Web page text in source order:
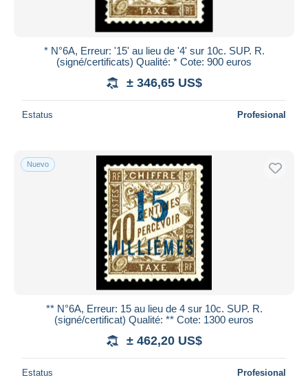
* N°6A, Erreur: '15' au lieu de '4' sur 10c. SUP. R.
(signé/certificats) Qualité: * Cote: 900 euros
± 346,65 US$
Estatus Profesional
Nuevo
** N°6A, Erreur: 15 au lieu de 4 sur 10c. SUP. R.
(signé/certificat) Qualité: ** Cote: 1300 euros
± 462,20 US$
Estatus Profesional